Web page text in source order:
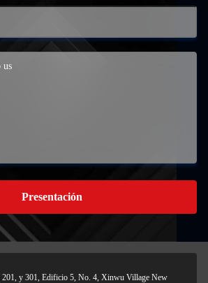
Presentación
201, y 301, Edificio 5, No. 4, Xinwu Village New